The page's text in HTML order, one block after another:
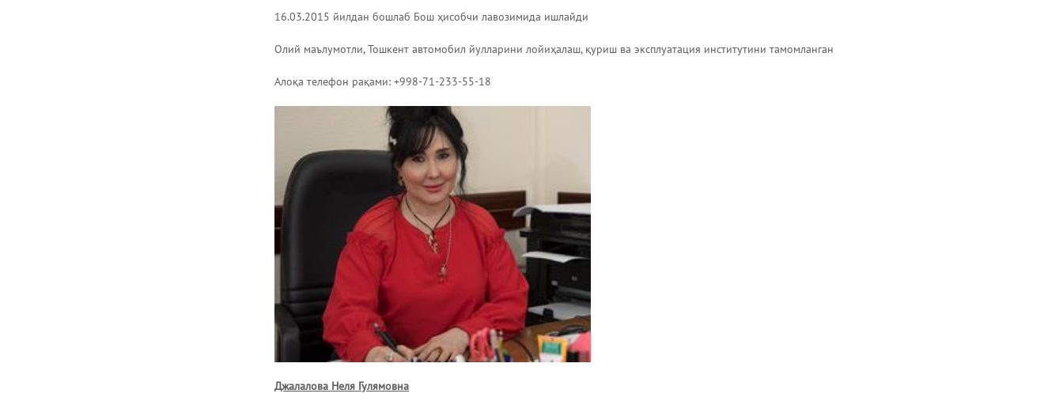
16.03.2015 йилдан бошлаб Бош ҳисобчи лавозимида ишлайди
Олий маълумотли, Тошкент автомобил йулларини лойиҳалаш, қуриш ва эксплуатация институтини тамомланган
Алоқа телефон рақами: +998-71-233-55-18
Джалалова Неля Гулямовна